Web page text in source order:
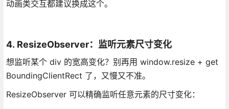
动画类交互都建议换成这个。
4. ResizeObserver：监听元素尺寸变化
想监听某个 div 的宽高变化？别再用 window.resize + get
BoundingClientRect 了，又慢又不准。
ResizeObserver 可以精确监听任意元素的尺寸变化：